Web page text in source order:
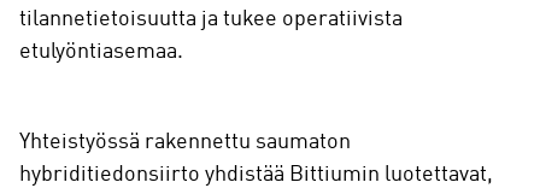
tilannetietoisuutta ja tukee operatiivista
etulyöntiasemaa.
Yhteistyössä rakennettu saumaton
hybriditiedonsiirto yhdistää Bittiumin luotettavat,